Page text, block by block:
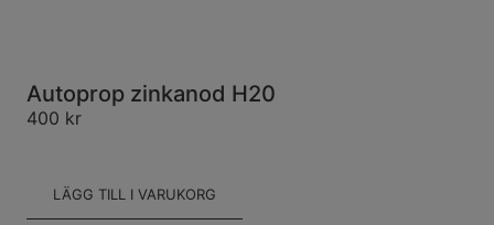
Autoprop zinkanod H20
400 kr
LÄGG TILL I VARUKORG